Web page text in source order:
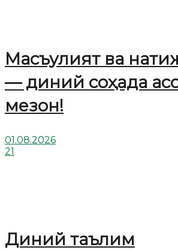
Масъулият ва
— диний соҳада
мезон!
01.08.2026
21
Диний таълим